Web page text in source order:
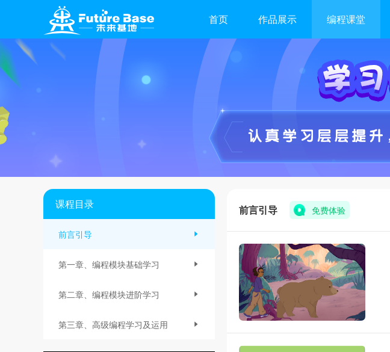
首页 作品展示 编程课堂
课程目录
前言引导
第一章、编程模块基础学习
第二章、编程模块进阶学习
第三章、高级编程学习及运用
前言引导 免费体验